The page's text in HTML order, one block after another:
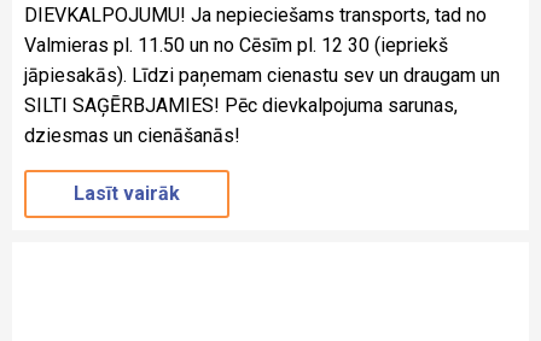
DIEVKALPOJUMU! Ja nepieciešams transports, tad no
Valmieras pl. 11.50 un no Cēsīm pl. 12 30 (iepriekš
jāpiesakās). Līdzi paņemam cienastu sev un draugam un
SILTI SAĢĒRBJAMIES! Pēc dievkalpojuma sarunas,
dziesmas un cienāšanās!
Lasīt vairāk